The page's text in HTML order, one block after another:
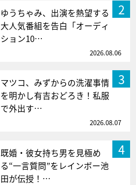
2
ゆうちゃみ、出演を熱望する
大人気番組を告白「オーディ
ション10…
2026.08.06
3
マツコ、みずからの洗濯事情
を明かし有吉おどろき！私服
で外出す…
2026.08.07
4
既婚・彼女持ち男を見極め
る“一言質問”をレインボー池
田が伝授！…